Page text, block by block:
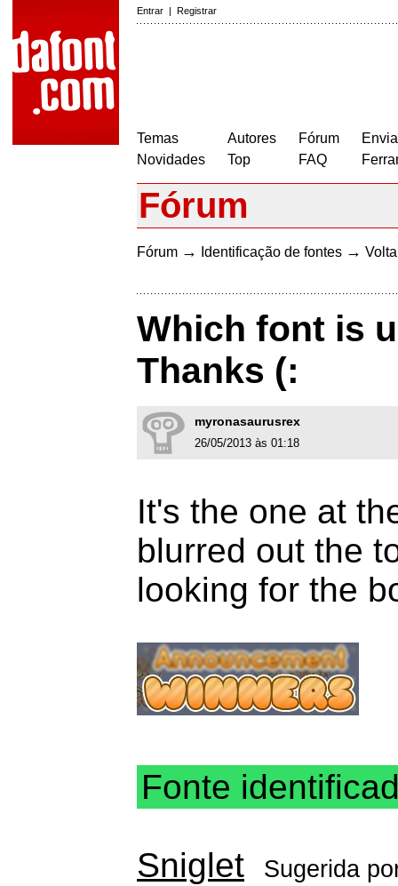
Entrar | Registrar
Temas
Novidades
Autores
Top
Fórum
FAQ
Fórum
Fórum → Identificação de fontes →
Which font is
Thanks (:
myronasaurusrex
26/05/2013 às 01:18
It's the one at
blurred out the
looking for the
Fonte
Sniglet Sugerida